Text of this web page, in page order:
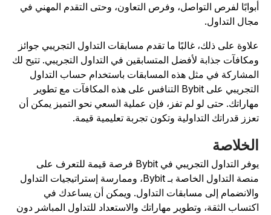
لفرص التواصل، وفرص التعاون، وحتى التقدم المهني في
التداول.
على ذلك، غالبًا ما تقدم مسابقات التداول التجريبي جوائز
جذابة لأفضل المتسابقين في التداول التجريبي. تتيح لك
في مثل هذه المسابقات باستخدام حساب التداول
التجريبي على Bybit التنافس على هذه المكافآت مع تطوير
حتى لو لم تفز، فإن عملية السعي نحو التميز يمكن أن
قدراتك التداولية وتكون تجربة تعليمية قيمة.
يوفر التداول التجريبي في Bybit فرصة قيمة للتعرف على
منصة التداول الخاصة بـ Bybit، وممارسة إستراتيجيات التداول
إلى مسابقات التداول. ويمكن أن يساعدك في
الثقة، وتطوير مهاراتك والاستعداد للتداول المباشر دون